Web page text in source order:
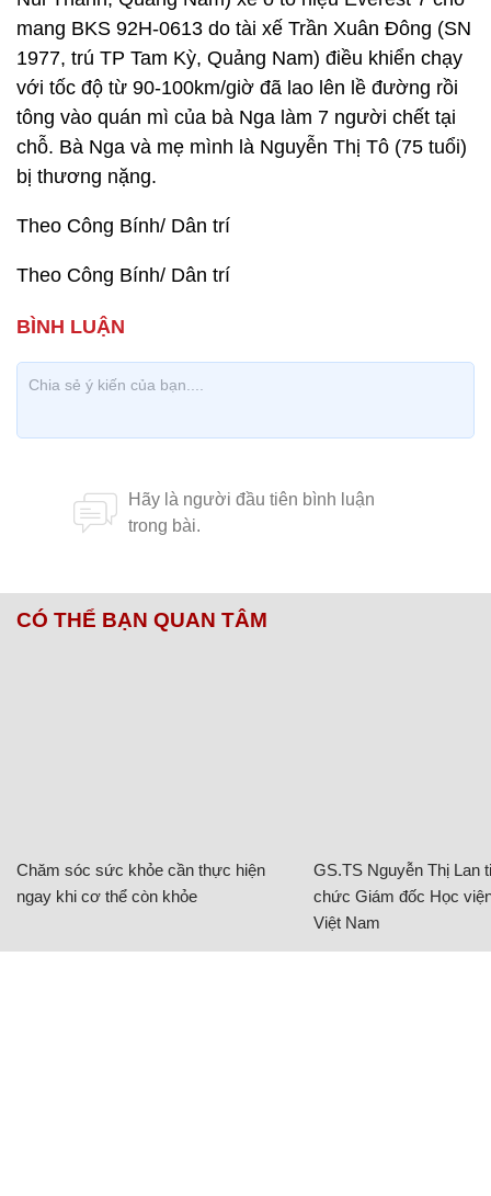
mang BKS 92H-0613 do tài xế Trần Xuân Đông (SN
1977, trú TP Tam Kỳ, Quảng Nam) điều khiển chạy
với tốc độ từ 90-100km/giờ đã lao lên lề đường rồi
tông vào quán mì của bà Nga làm 7 người chết tại
chỗ. Bà Nga và mẹ mình là Nguyễn Thị Tô (75 tuổi)
bị thương nặng.
Theo Công Bính/ Dân trí
Theo Công Bính/ Dân trí
CÓ THỂ BẠN QUAN TÂM
Chăm sóc sức khỏe cần thực hiện
ngay khi cơ thể còn khỏe
GS.TS Nguyễn Thị Lan
chức Giám đốc Học
Việt Nam